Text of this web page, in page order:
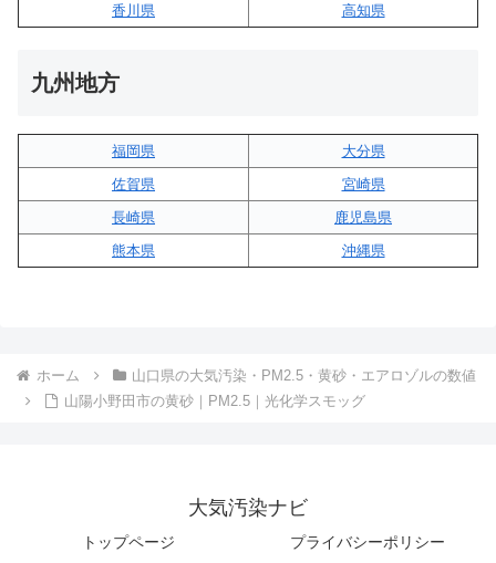
香川県
高知県
九州地方
福岡県
大分県
佐賀県
宮崎県
長崎県
鹿児島県
熊本県
沖縄県
ホーム
山口県の大気汚染・PM2.5・黄砂・エアロゾルの数値
山陽小野田市の黄砂｜PM2.5｜光化学スモッグ
大気汚染ナビ
トップページ プライバシーポリシー